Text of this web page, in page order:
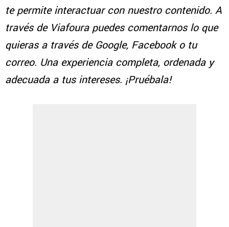
te permite interactuar con nuestro contenido. A
través de Viafoura puedes comentarnos lo que
quieras a través de Google, Facebook o tu
correo. Una experiencia completa, ordenada y
adecuada a tus intereses. ¡Pruébala!